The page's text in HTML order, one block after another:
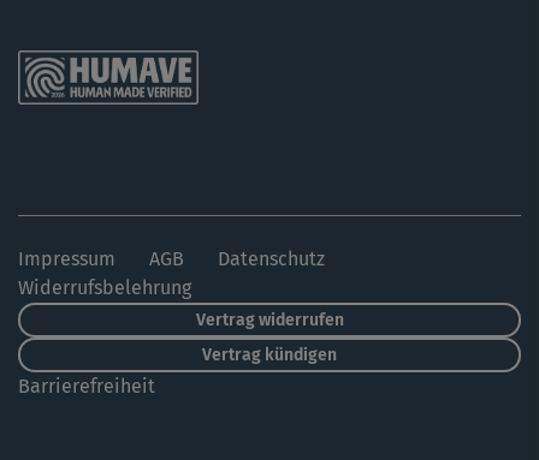
Impressum AGB
Datenschutz
Widerrufsbelehrung
Vertrag widerrufen
Vertrag kündigen
Barrierefreiheit